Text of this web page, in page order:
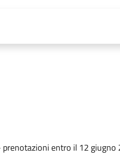
entro il 12 giugno